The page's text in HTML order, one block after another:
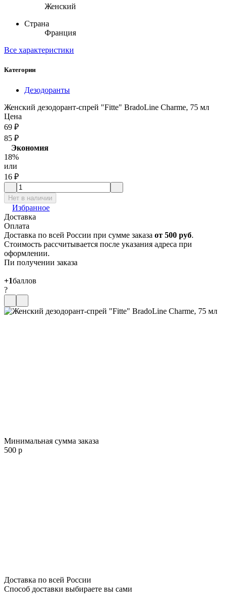
Женский
Страна
Франция
Все характеристики
Категории
Дезодоранты
Женский дезодорант-спрей "Fitte" BradoLine Charme, 75 мл
Цена
69 ₽
85 ₽
Экономия
18%
или
16 ₽
Нет в наличии
Избранное
Доставка
Оплата
Доставка по всей России при сумме заказа от 500 руб.
Стоимость рассчитывается после указания адреса при
оформлении.
Пи получении заказа
+1баллов
?
Минимальная сумма заказа
500 р
Доставка по всей России
Способ доставки выбираете вы сами